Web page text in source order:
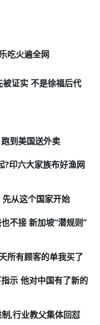
吃火遍全网
证实 不是徐福后代
到美国送外卖
印六大家族布好渔网
从这个国家开始
不接 新加坡“潜规则”
所有顾客的单我买了
示 他对中国有了新的
,行业教父集体回怼